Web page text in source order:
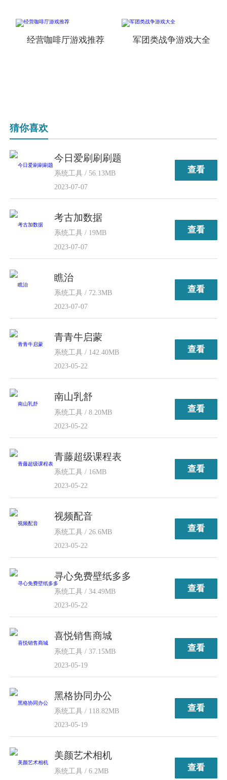
经营咖啡厅游戏推荐 军团类战争游戏大全
猜你喜欢
今日爱刷刷刷题
系统工具 / 56.13MB
2023-07-07
查看
考古加数据
系统工具 / 19MB
2023-07-07
查看
瞧治
系统工具 / 72.3MB
2023-07-07
查看
青青牛启蒙
系统工具 / 142.40MB
2023-05-22
查看
南山乳舒
系统工具 / 8.20MB
2023-05-22
查看
青藤超级课程表
系统工具 / 16MB
2023-05-22
查看
视频配音
系统工具 / 26.6MB
2023-05-22
查看
寻心免费壁纸多多
系统工具 / 34.49MB
2023-05-22
查看
喜悦销售商城
系统工具 / 37.15MB
2023-05-19
查看
黑格协同办公
系统工具 / 118.82MB
2023-05-19
查看
美颜艺术相机
系统工具 / 6.2MB 查看